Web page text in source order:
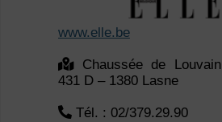
www.elle.be
Chaussée de Louvain
431 D – 1380 Lasne
Tél. : 02/379.29.90